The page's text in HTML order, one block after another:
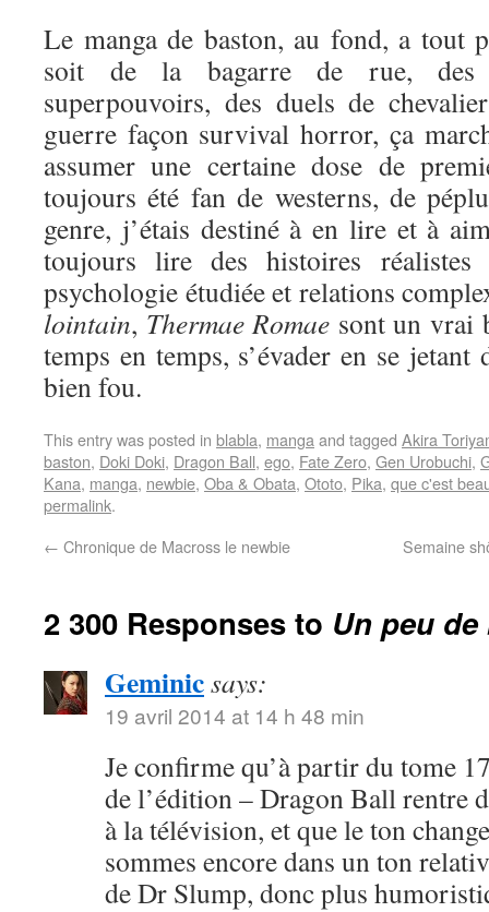
Le manga de baston, au fond, a tout
soit de la bagarre de rue, des
superpouvoirs, des duels de
guerre façon survival horror, ça
assumer une certaine dose de
toujours été fan de westerns, de
genre, j’étais destiné à en lire et à
toujours lire des histoires
psychologie étudiée et relations
lointain, Thermae Romae sont un vrai
temps en temps, s’évader en se jetant
bien fou.
This entry was posted in blabla, manga and tagged Akira
baston, Doki Doki, Dragon Ball, ego, Fate Zero, Gen Urobuchi,
Kana, manga, newbie, Oba & Obata, Ototo, Pika, que c'est
permalink.
← Chronique de Macross le newbie Semaine
2 300 Responses to Un peu
Geminicsays:
19 avril 2014 at 14 h 48 min
Je confirme qu’à partir du tome
de l’édition – Dragon Ball rentre
à la télévision, et que le ton
sommes encore dans un ton
de Dr Slump, donc plus